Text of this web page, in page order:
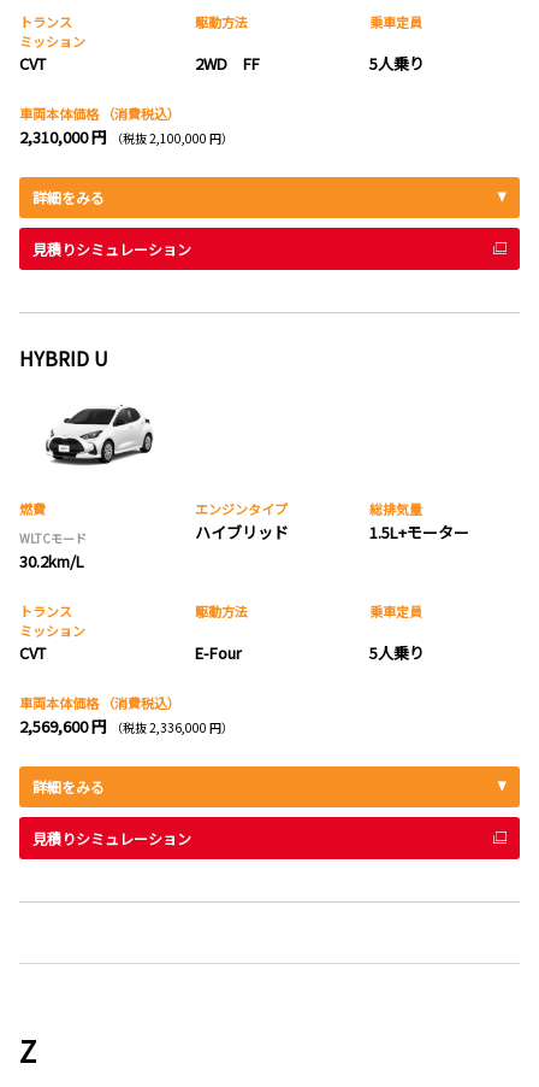
トランス
ミッション
CVT
駆動方法
2WD FF
乗車定員
5人乗り
車両本体価格 （消費税込）
2,310,000 円 （税抜 2,100,000 円）
詳細をみる
見積りシミュレーション
HYBRID U
燃費
WLTCモード
30.2km/L
エンジンタイプ
ハイブリッド
総排気量
1.5L+モーター
トランス
ミッション
CVT
駆動方法
E-Four
乗車定員
5人乗り
車両本体価格 （消費税込）
2,569,600 円 （税抜 2,336,000 円）
詳細をみる
見積りシミュレーション
Z